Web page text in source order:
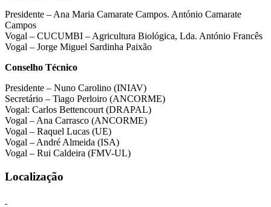
Presidente – Ana Maria Camarate Campos. António Camarate
Campos
Vogal – CUCUMBI – Agricultura Biológica, Lda. António Francês
Vogal – Jorge Miguel Sardinha Paixão
Conselho Técnico
Presidente – Nuno Carolino (INIAV)
Secretário – Tiago Perloiro (ANCORME)
Vogal: Carlos Bettencourt (DRAPAL)
Vogal – Ana Carrasco (ANCORME)
Vogal – Raquel Lucas (UE)
Vogal – André Almeida (ISA)
Vogal – Rui Caldeira (FMV-UL)
Localização